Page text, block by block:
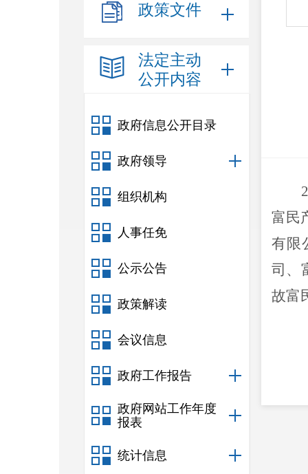
政策文件
法定主动
公开内容
政府信息公开目录
政府领导
组织机构
人事任免
公示公告
政策解读
会议信息
政府工作报告
政府网站工作年度
报表
统计信息
富民
有限
司、
故富